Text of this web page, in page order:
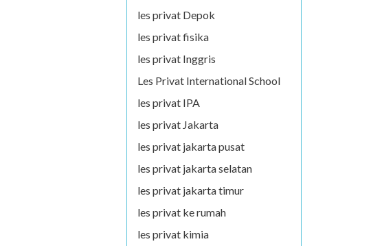
les privat Depok
les privat fisika
les privat Inggris
Les Privat International School
les privat IPA
les privat Jakarta
les privat jakarta pusat
les privat jakarta selatan
les privat jakarta timur
les privat ke rumah
les privat kimia